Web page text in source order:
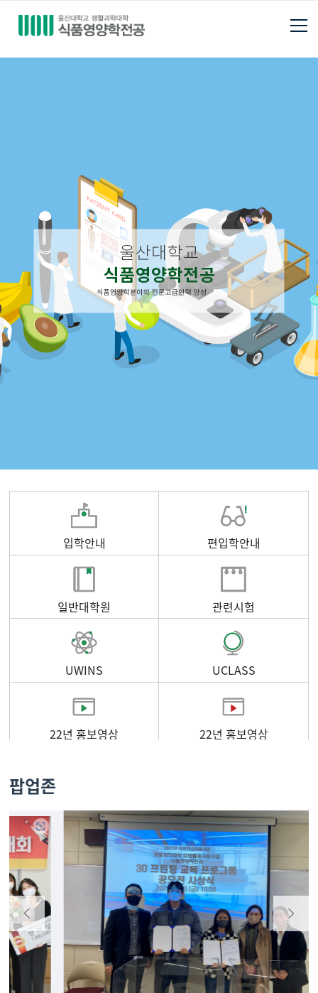
입학안내 편입학안내
일반대학원 관련시험
UWINS UCLASS
22년 홍보영상 22년 홍보영상
팝업존